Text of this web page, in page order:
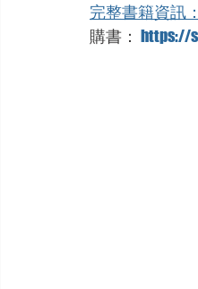
完整書籍資訊
購書： https://